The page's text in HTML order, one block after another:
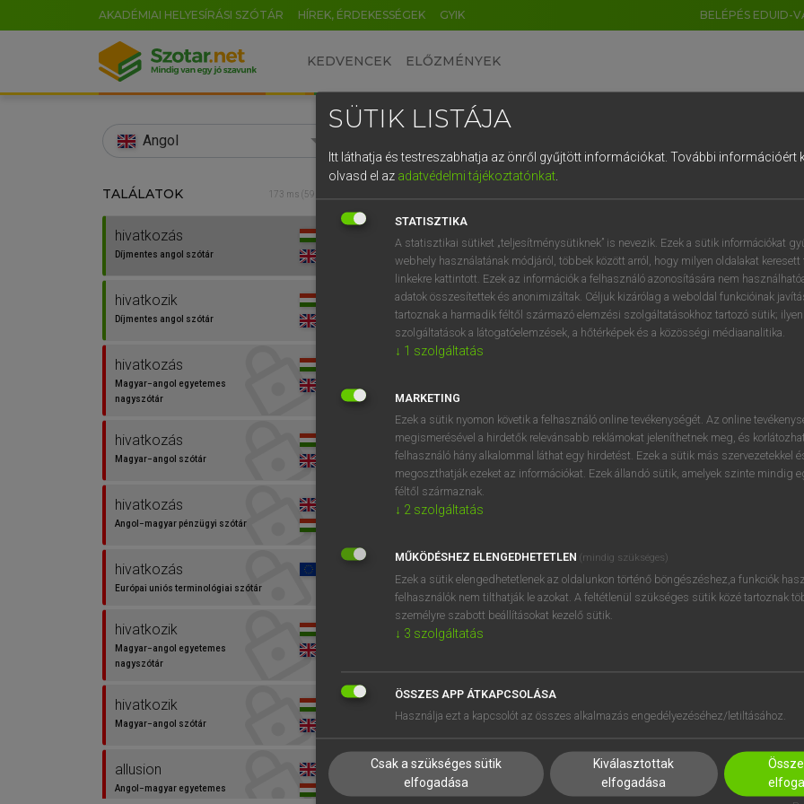
AKADÉMIAI HELYESÍRÁSI SZÓTÁR HÍREK, ÉRDEKESSÉGEK GYIK BELÉPÉS EDUID-
KEDVENCEK ELŐZMÉNYEK
Angol
TALÁLATOK 173 ms (59 db)
hivatkozás
Díjmentes angol szótár
hivatkozik
Díjmentes angol szótár
hivatkozás
Magyar−angol egyetemes
nagyszótár
hivatkozás
Magyar−angol szótár
hivatkozás
Angol−magyar pénzügyi szótár
hivatkozás
Európai uniós terminológiai szótár
hivatkozik
Magyar−angol egyetemes
nagyszótár
hivatkozik
Magyar−angol szótár
allusion
Angol−magyar egyetemes
Díjmentes angol szótár
hivatkozás fn
reference (to sg)
allusion (to sg)
quotation (of sg)
citation
SÜTIK LISTÁJA
Itt láthatja és testreszabhatja az önről gyűjtött információkat. További információért
olvasd el az adatvédelmi tájékoztatónkat.
STATISZTIKA
A statisztikai sütiket „teljesítménysütiknek” is nevezik. Ezek a sütik információkat
webhely használatának módjáról, többek között arról, hogy milyen oldalakat keresett
linkekre kattintott. Ezek az információk a felhasználó azonosítására nem
adatok összesítettek és anonimizáltak. Céljuk kizárólag a weboldal funkcióinak
tartoznak a harmadik féltől származó elemzési szolgáltatásokhoz tartozó sütik;
szolgáltatások a látogatóelemzések, a hőtérképek és a közösségi médiaanalitika.
↓ 1 szolgáltatás
MARKETING
Ezek a sütik nyomon követik a felhasználó online tevékenységét. Az online
megismerésével a hirdetők relevánsabb reklámokat jeleníthetnek meg, és
felhasználó hány alkalommal láthat egy hirdetést. Ezek a sütik más szervezetekkel
megoszthatják ezeket az információkat. Ezek állandó sütik, amelyek szinte mindig
féltől származnak.
↓ 2 szolgáltatás
MŰKÖDÉSHEZ ELENGEDHETETLEN (mindig szükséges)
Ezek a sütik elengedhetetlenek az oldalunkon történő böngészéshez,a funkciók
felhasználók nem tilthatják le azokat. A feltétlenül szükséges sütik közé tartoznak
személyre szabott beállításokat kezelő sütik.
↓ 3 szolgáltatás
ÖSSZES APP ÁTKAPCSOLÁSA
Használja ezt a kapcsolót az összes alkalmazás engedélyezéséhez/letiltásához.
Csak a szükséges sütik
elfogadása
Kiválasztottak
elfogadása
EN HU DE CN FR ES IT NL
0 1 2 3 4 5 6 7 8 9
q w e r t z u i
a s d f g h j k l é
í y x c v b n m , .